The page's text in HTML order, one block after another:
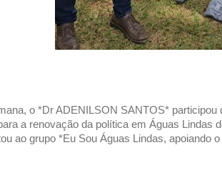
o *Dr ADENILSON SANTOS*
a renovação da política em Águas Lindas
ao grupo *Eu Sou Águas Lindas, apoiando